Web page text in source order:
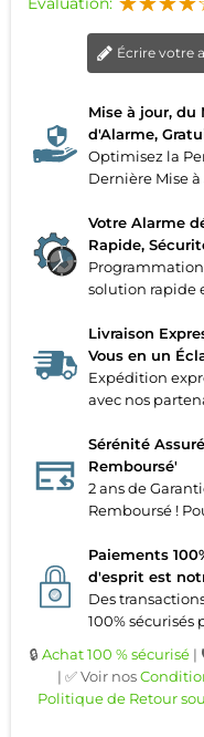
Écrire votre
Mise à jour, du
d'Alarme,
Optimisez la
Dernière Mise
Votre Alarme
Rapide,
solution rapide
Livraison
Vous en un
Expédition
avec nos
Sérénité
Remboursé'
2 ans de
Remboursé !
Paiements
d'esprit est
Des
100% sécurisés
🔒 Achat 100 % sécurisé |
| ✅ Voir nos
Politique de Retour